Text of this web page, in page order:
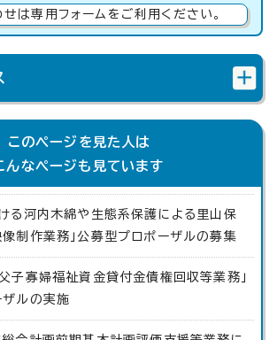
は専用フォームをご利用ください。
このページを見た人は
んなページも見ています
る河内木綿や生態系保護による里山保
制作業務」公募型プロポーザルの募集
子寡婦福祉資金貸付金債権回収等業務」
ルの実施